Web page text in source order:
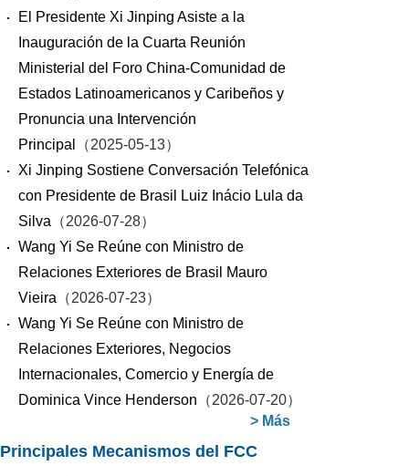
El Presidente Xi Jinping Asiste a la
Inauguración de la Cuarta Reunión
Ministerial del Foro China-Comunidad de
Estados Latinoamericanos y Caribeños y
Pronuncia una Intervención
Principal
（2025-05-13）
Xi Jinping Sostiene Conversación Telefónica
con Presidente de Brasil Luiz Inácio Lula da
Silva （2026-07-28）
Wang Yi Se Reúne con Ministro de
Relaciones Exteriores de Brasil Mauro
Vieira （2026-07-23）
Wang Yi Se Reúne con Ministro de
Relaciones Exteriores, Negocios
Internacionales, Comercio y Energía de
Dominica Vince Henderson （2026-07-20）
> Más
Principales Mecanismos del FCC